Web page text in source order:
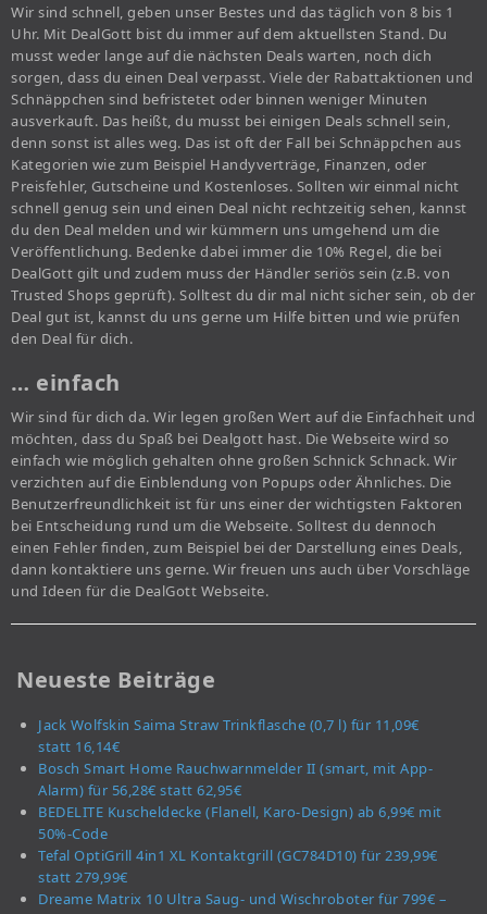
Wir sind schnell, geben unser Bestes und das täglich von 8 bis 1
Uhr. Mit DealGott bist du immer auf dem aktuellsten Stand. Du
musst weder lange auf die nächsten Deals warten, noch dich
sorgen, dass du einen Deal verpasst. Viele der Rabattaktionen und
Schnäppchen sind befristetet oder binnen weniger Minuten
ausverkauft. Das heißt, du musst bei einigen Deals schnell sein,
denn sonst ist alles weg. Das ist oft der Fall bei Schnäppchen aus
Kategorien wie zum Beispiel Handyverträge, Finanzen, oder
Preisfehler, Gutscheine und Kostenloses. Sollten wir einmal nicht
schnell genug sein und einen Deal nicht rechtzeitig sehen, kannst
du den Deal melden und wir kümmern uns umgehend um die
Veröffentlichung. Bedenke dabei immer die 10% Regel, die bei
DealGott gilt und zudem muss der Händler seriös sein (z.B. von
Trusted Shops geprüft). Solltest du dir mal nicht sicher sein, ob der
Deal gut ist, kannst du uns gerne um Hilfe bitten und wie prüfen
den Deal für dich.
… einfach
Wir sind für dich da. Wir legen großen Wert auf die Einfachheit und
möchten, dass du Spaß bei Dealgott hast. Die Webseite wird so
einfach wie möglich gehalten ohne großen Schnick Schnack. Wir
verzichten auf die Einblendung von Popups oder Ähnliches. Die
Benutzerfreundlichkeit ist für uns einer der wichtigsten Faktoren
bei Entscheidung rund um die Webseite. Solltest du dennoch
einen Fehler finden, zum Beispiel bei der Darstellung eines Deals,
dann kontaktiere uns gerne. Wir freuen uns auch über Vorschläge
und Ideen für die DealGott Webseite.
Neueste Beiträge
Jack Wolfskin Saima Straw Trinkflasche (0,7 l) für 11,09€
statt 16,14€
Bosch Smart Home Rauchwarnmelder II (smart, mit App-
Alarm) für 56,28€ statt 62,95€
BEDELITE Kuscheldecke (Flanell, Karo-Design) ab 6,99€ mit
50%-Code
Tefal OptiGrill 4in1 XL Kontaktgrill (GC784D10) für 239,99€
statt 279,99€
Dreame Matrix 10 Ultra Saug- und Wischroboter für 799€ –